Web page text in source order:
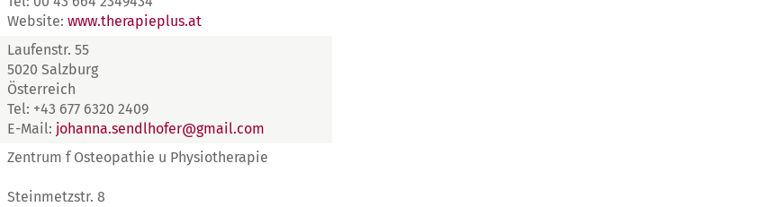
Website: www.therapieplus.at
Laufenstr. 55
5020 Salzburg
Österreich
Tel: +43 677 6320 2409
E-Mail: johanna.sendlhofer@gmail.com
Zentrum f Osteopathie u Physiotherapie
Steinmetzstr. 8